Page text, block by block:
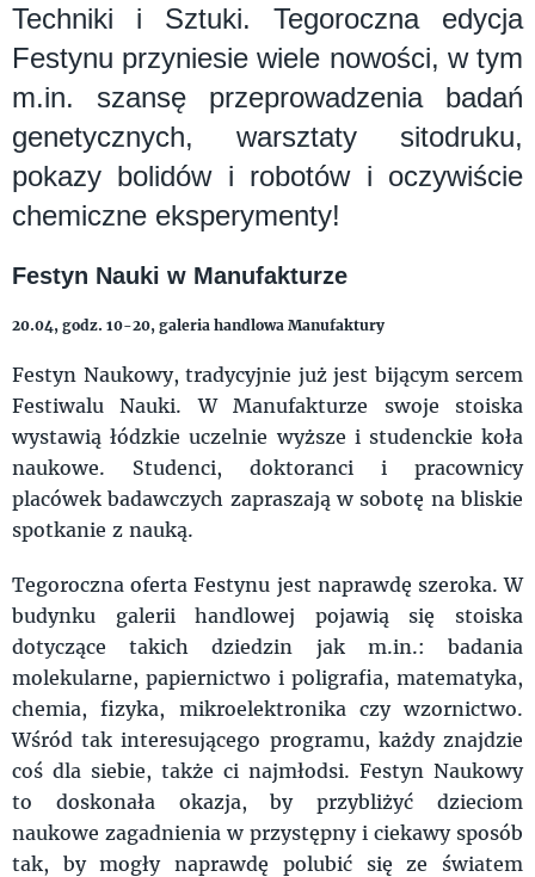
Techniki i Sztuki. Tegoroczna edycja
Festynu przyniesie wiele nowości, w tym
m.in. szansę przeprowadzenia badań
genetycznych, warsztaty sitodruku,
pokazy bolidów i robotów i oczywiście
chemiczne eksperymenty!
Festyn Nauki w Manufakturze
20.04, godz. 10-20, galeria handlowa Manufaktury
Festyn Naukowy, tradycyjnie już jest bijącym sercem
Festiwalu Nauki. W Manufakturze swoje stoiska
wystawią łódzkie uczelnie wyższe i studenckie koła
naukowe. Studenci, doktoranci i pracownicy
placówek badawczych zapraszają w sobotę na bliskie
spotkanie z nauką.
Tegoroczna oferta Festynu jest naprawdę szeroka. W
budynku galerii handlowej pojawią się stoiska
dotyczące takich dziedzin jak m.in.: badania
molekularne, papiernictwo i poligrafia, matematyka,
chemia, fizyka, mikroelektronika czy wzornictwo.
Wśród tak interesującego programu, każdy znajdzie
coś dla siebie, także ci najmłodsi. Festyn Naukowy
to doskonała okazja, by przybliżyć dzieciom
naukowe zagadnienia w przystępny i ciekawy sposób
tak, by mogły naprawdę polubić się ze światem